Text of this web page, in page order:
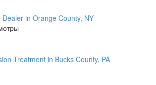
in Orange County, NY